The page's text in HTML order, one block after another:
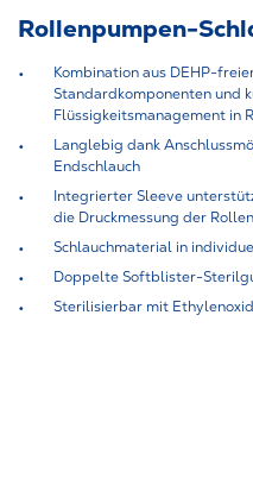
Rollenpumpen-
Kombination aus DEHP-
Standardkomponenten und
Flüssigkeitsmanagement in
Langlebig dank
Endschlauch
Integrierter Sleeve
die Druckmessung der
Schlauchmaterial in
Doppelte Softblister-
Sterilisierbar mit